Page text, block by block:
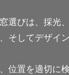
選びは、採光
そしてデザイ
位置を適切に